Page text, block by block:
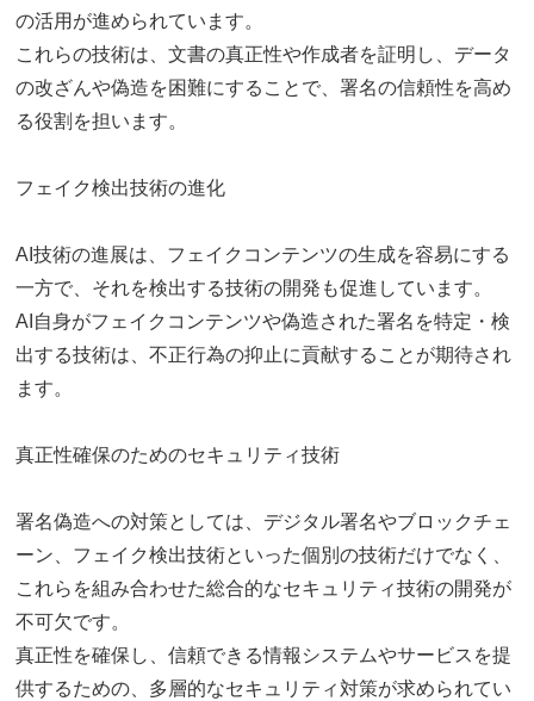
の活用が進められています。
これらの技術は、文書の真正性や作成者を証明し、データ
の改ざんや偽造を困難にすることで、署名の信頼性を高め
る役割を担います。
フェイク検出技術の進化
AI技術の進展は、フェイクコンテンツの生成を容易にする
一方で、それを検出する技術の開発も促進しています。
AI自身がフェイクコンテンツや偽造された署名を特定・検
出する技術は、不正行為の抑止に貢献することが期待され
ます。
真正性確保のためのセキュリティ技術
署名偽造への対策としては、デジタル署名やブロックチェ
ーン、フェイク検出技術といった個別の技術だけでなく、
これらを組み合わせた総合的なセキュリティ技術の開発が
不可欠です。
真正性を確保し、信頼できる情報システムやサービスを提
供するための、多層的なセキュリティ対策が求められてい